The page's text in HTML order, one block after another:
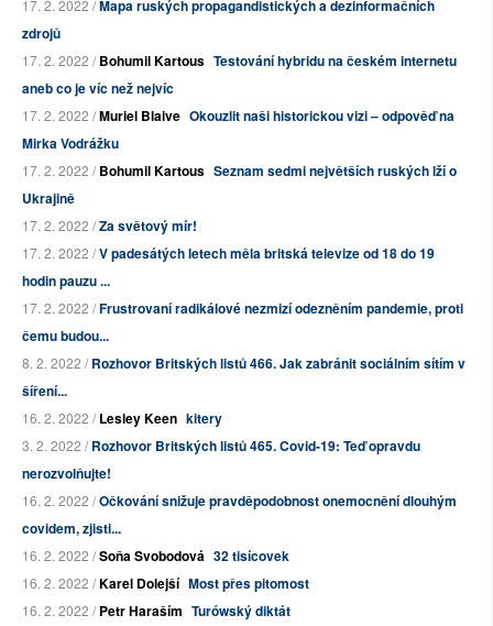
17. 2. 2022 /Mapa ruských propagandistických a dezinformačních
zdrojů
17. 2. 2022 /Bohumil Kartous Testování hybridu na českém internetu
aneb co je víc než nejvíc
17. 2. 2022 /Muriel Blaive Okouzlit naši historickou vizi – odpověď na
Mirka Vodrážku
17. 2. 2022 /Bohumil Kartous Seznam sedmi největších ruských lží o
Ukrajině
17. 2. 2022 /Za světový mír!
17. 2. 2022 /V padesátých letech měla britská televize od 18 do 19
hodin pauzu ...
17. 2. 2022 /Frustrovaní radikálové nezmizí odezněním pandemie, proti
čemu budou...
8. 2. 2022 /Rozhovor Britských listů 466. Jak zabránit sociálním sítím v
šíření...
16. 2. 2022 /Lesley Keen kitery
3. 2. 2022 /Rozhovor Britských listů 465. Covid-19: Teď opravdu
nerozvolňujte!
16. 2. 2022 /Očkování snižuje pravděpodobnost onemocnění dlouhým
covidem, zjisti...
16. 2. 2022 /Soňa Svobodová 32 tisícovek
16. 2. 2022 /Karel Dolejší Most přes pitomost
16. 2. 2022 /Petr Haraším Turówský diktát